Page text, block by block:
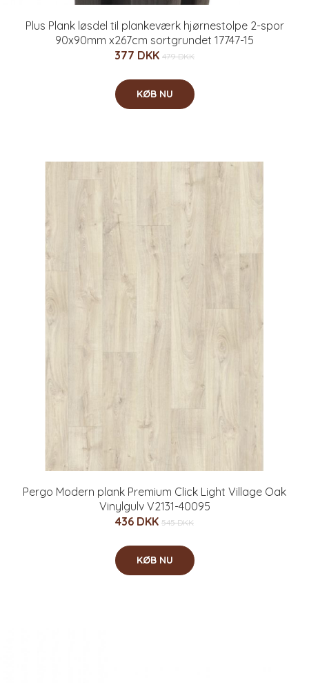
Plus Plank løsdel til plankeværk hjørnestolpe 2-spor
90x90mm x267cm sortgrundet 17747-15
377 DKK 479 DKK
KØB NU
Pergo Modern plank Premium Click Light Village Oak
Vinylgulv V2131-40095
436 DKK 545 DKK
KØB NU